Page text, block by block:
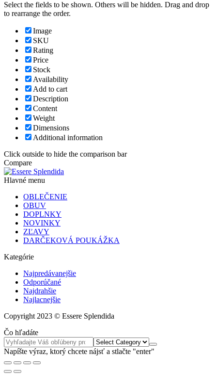
Select the fields to be shown. Others will be hidden. Drag and drop
to rearrange the order.
Image
SKU
Rating
Price
Stock
Availability
Add to cart
Description
Content
Weight
Dimensions
Additional information
Click outside to hide the comparison bar
Compare
Hlavné menu
OBLEČENIE
OBUV
DOPLNKY
NOVINKY
ZĽAVY
DARČEKOVÁ POUKÁŽKA
Kategórie
Najpredávanejšie
Odporúčané
Najdrahšie
Najlacnejšie
Copyright 2023 © Essere Splendida
Čo hľadáte
Napíšte výraz, ktorý chcete nájsť a stlačte "enter"